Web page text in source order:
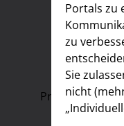
Aktive
Praktische
Portals zu
zu
Sie
nicht